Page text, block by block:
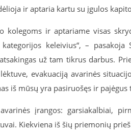
ir aptaria kartu su įgulos
kolegoms ir aptariame visas
keleivius“, – pasakoja
už tam tikrus darbus.
evakuaciją avarinės
iš mūsų yra pasiruošęs ir
įrangos: garsiakalbiai,
Kiekviena iš šių priemonių